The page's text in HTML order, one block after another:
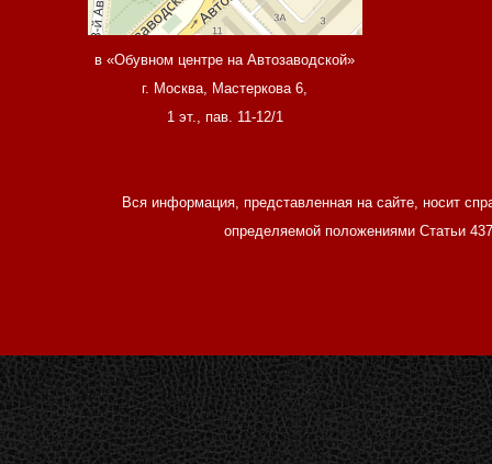
в «Обувном центре на Автозаводской»
г. Москва, Мастеркова 6,
1 эт., пав. 11-12/1
Вся информация, представленная на сайте, носит
определяемой положениями Статьи